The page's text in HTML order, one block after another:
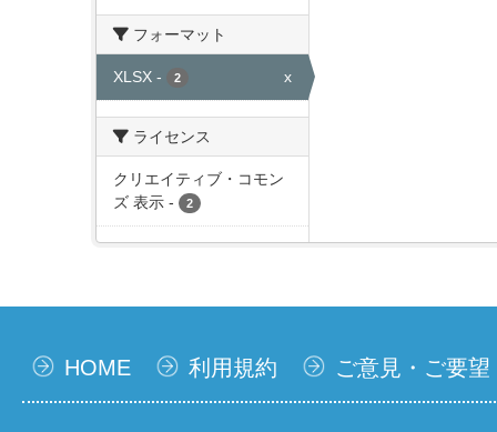
フォーマット
XLSX - 2 x
ライセンス
クリエイティブ・コモン
ズ 表示 - 2
HOME 利用規約 ご意見・ご要望